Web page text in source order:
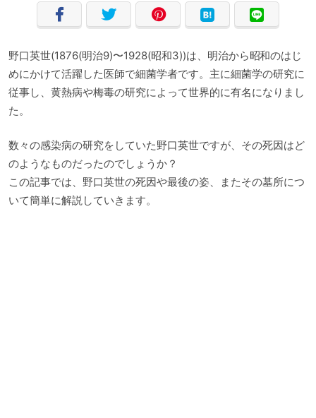
野口英世(1876(明治9)〜1928(昭和3))は、明治から昭和のはじ
めにかけて活躍した医師で細菌学者です。主に細菌学の研究に
従事し、黄熱病や梅毒の研究によって世界的に有名になりまし
た。
数々の感染病の研究をしていた野口英世ですが、その死因はど
のようなものだったのでしょうか？
この記事では、野口英世の死因や最後の姿、またその墓所につ
いて簡単に解説していきます。